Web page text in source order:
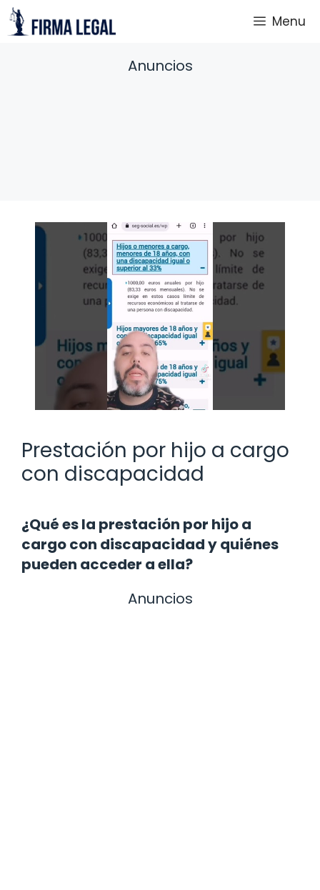
Saltar
al
Menu
Anuncios
Prestación por hijo a cargo
con discapacidad
¿Qué es la prestación por hijo a
cargo con discapacidad y quiénes
pueden acceder a ella?
Anuncios